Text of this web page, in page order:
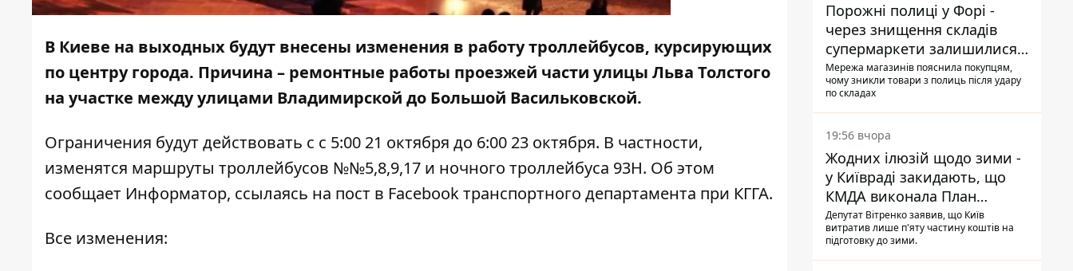
В Киеве на выходных будут внесены изменения в работу троллейбусов, курсирующих
по центру города. Причина – ремонтные работы проезжей части улицы Льва Толстого
на участке между улицами Владимирской до Большой Васильковской.
Ограничения будут действовать с с 5:00 21 октября до 6:00 23 октября. В частности,
изменятся маршруты троллейбусов №№5,8,9,17 и ночного троллейбуса 93Н. Об этом
сообщает Информатор, ссылаясь на пост в Facebookтранспортного департамента при КГГА.
Все изменения:
Порожні полиці у Форі -
через знищення складів
супермаркети залишилися
без асортименту
Мережа магазинів пояснила покупцям,
чому зникли товари з полиць після удару
по складах
19:56 вчора
Жодних ілюзій щодо зими -
у Київраді закидають, що
КМДА виконала План
стійкості на 20%
Депутат Вітренко заявив, що Київ
витратив лише п'яту частину коштів на
підготовку до зими.